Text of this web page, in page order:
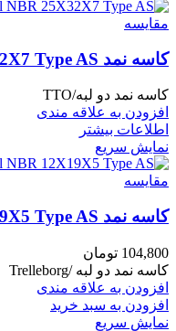
مقايسه
کاسه نمد NBR 25X32X7 Type AS
کاسه نمد دو لبه/TTO
افزودن به علاقه مندی
اطلاعات بیشتر
نمایش سریع
مقايسه
کاسه نمد NBR 12X19X5 Type AS
104,800 تومان
کاسه نمد دو لبه /Trelleborg
افزودن به علاقه مندی
افزودن به سبد خرید
نمایش سریع